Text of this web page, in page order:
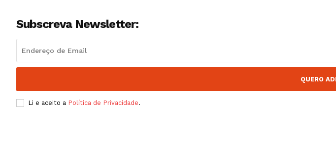
Subscreva Newsletter:
QUERO
Li e aceito a Política de Privacidade.